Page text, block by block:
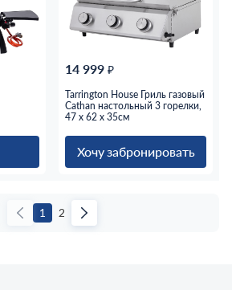
14 999 ₽
Tarrington House Гриль газовый
Cathan настольный 3 горелки,
47 x 62 x 35см
Хочу забронировать
1 2